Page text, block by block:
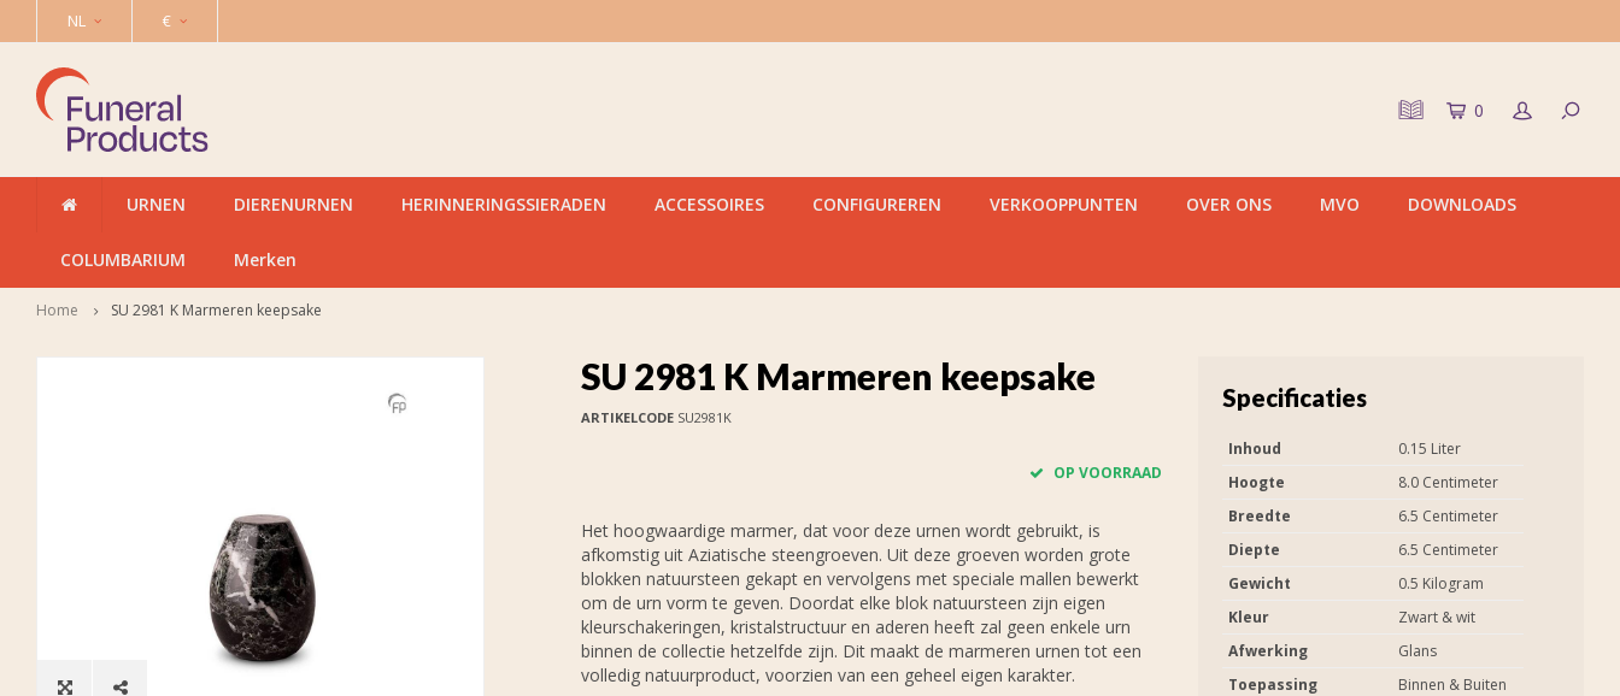
NL €
0
URNEN DIERENURNEN HERINNERINGSSIERADEN ACCESSOIRES CONFIGUREREN VERKOOPPUNTEN OVER ONS MVO DOWNLOADS
COLUMBARIUM Merken
Home SU 2981 K Marmeren keepsake
SU 2981 K Marmeren keepsake
ARTIKELCODESU2981K
OP VOORRAAD
Het hoogwaardige marmer, dat voor deze urnen wordt gebruikt, is
afkomstig uit Aziatische steengroeven. Uit deze groeven worden grote
blokken natuursteen gekapt en vervolgens met speciale mallen bewerkt
om de urn vorm te geven. Doordat elke blok natuursteen zijn eigen
kleurschakeringen, kristalstructuur en aderen heeft zal geen enkele urn
binnen de collectie hetzelfde zijn. Dit maakt de marmeren urnen tot een
volledig natuurproduct, voorzien van een geheel eigen karakter.
Specificaties
Inhoud
0.15 Liter
Hoogte
8.0 Centimeter
Breedte
6.5 Centimeter
Diepte
6.5 Centimeter
Gewicht
0.5 Kilogram
Kleur
Zwart & wit
Afwerking
Glans
Toepassing
Binnen & Buiten